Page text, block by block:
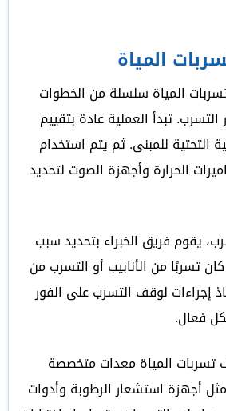
المياة
المياة سلسلة من الخطوات
تبدأ العملية عادة بتقييم
التحتية للمبنى. ثم يتم استخدام
الحرارة وأجهزة الصوت لتحديد
يقوم فريق الخبراء بتحديد سبب
تسربًا من الأنابيب أو التسرب من
إجراءات لوقف التسرب على الفور
فعال.
المياة معدات متخصصة
أجهزة استشعار الرطوبة وأدوات